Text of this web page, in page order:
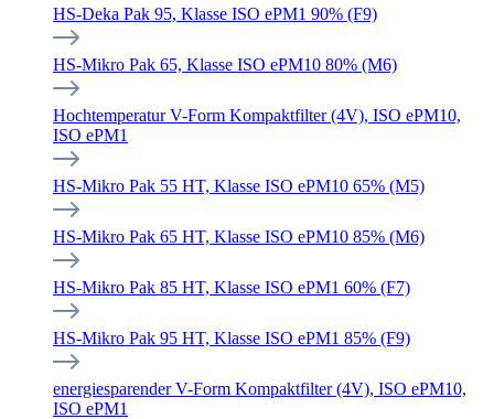
HS-Deka Pak 95, Klasse ISO ePM1 90% (F9)
HS-Mikro Pak 65, Klasse ISO ePM10 80% (M6)
Hochtemperatur V-Form Kompaktfilter (4V), ISO ePM10,
ISO ePM1
HS-Mikro Pak 55 HT, Klasse ISO ePM10 65% (M5)
HS-Mikro Pak 65 HT, Klasse ISO ePM10 85% (M6)
HS-Mikro Pak 85 HT, Klasse ISO ePM1 60% (F7)
HS-Mikro Pak 95 HT, Klasse ISO ePM1 85% (F9)
energiesparender V-Form Kompaktfilter (4V), ISO ePM10,
ISO ePM1